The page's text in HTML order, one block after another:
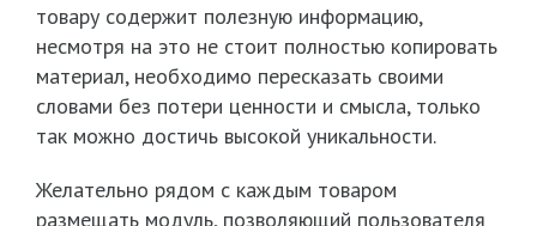
товару содержит полезную информацию,
несмотря на это не стоит полностью копировать
материал, необходимо пересказать своими
словами без потери ценности и смысла, только
так можно достичь высокой уникальности.
Желательно рядом с каждым товаром
размещать модуль, позволяющий пользователя